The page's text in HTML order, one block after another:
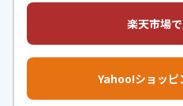
楽天市場
Yahoo!ショッピ